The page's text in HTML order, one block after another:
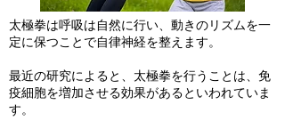
太極拳は呼吸は自然に行い、動きのリズムを一
定に保つことで自律神経を整えます。
最近の研究によると、太極拳を行うことは、免
疫細胞を増加させる効果があるといわれていま
す。